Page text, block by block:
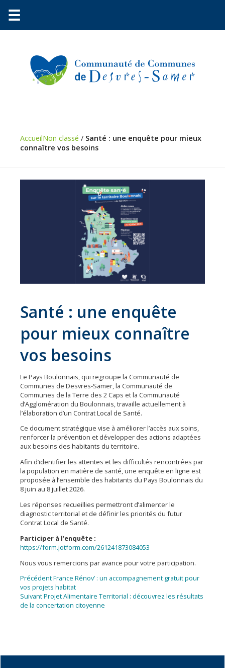
Environnement
Petite
Urbanisme
Naturéo
de
Tourisme
Offres
d'emploi
☰
AccueilNon classé / Santé : une enquête pour mieux
connaître vos besoins
Santé : une enquête
pour mieux connaître
vos besoins
Le Pays Boulonnais, qui regroupe la Communauté de
Communes de Desvres-Samer, la Communauté de
Communes de la Terre des 2 Caps et la Communauté
d’Agglomération du Boulonnais, travaille actuellement à
l’élaboration d’un Contrat Local de Santé.
Ce document stratégique vise à améliorer l’accès aux soins,
renforcer la prévention et développer des actions adaptées
aux besoins des habitants du territoire.
Afin d’identifier les attentes et les difficultés rencontrées par
la population en matière de santé, une enquête en ligne est
proposée à l’ensemble des habitants du Pays Boulonnais du
8 juin au 8 juillet 2026.
Les réponses recueillies permettront d’alimenter le
diagnostic territorial et de définir les priorités du futur
Contrat Local de Santé.
Participer à l’enquête :
https://form.jotform.com/261241873084053
Nous vous remercions par avance pour votre participation.
Navigation
de
l’article
PrécédentArticle
précédent :
France Rénov’ : un accompagnement gratuit pour
vos projets habitat
SuivantArticle
suivant :
Projet Alimentaire Territorial : découvrez les résultats
de la concertation citoyenne